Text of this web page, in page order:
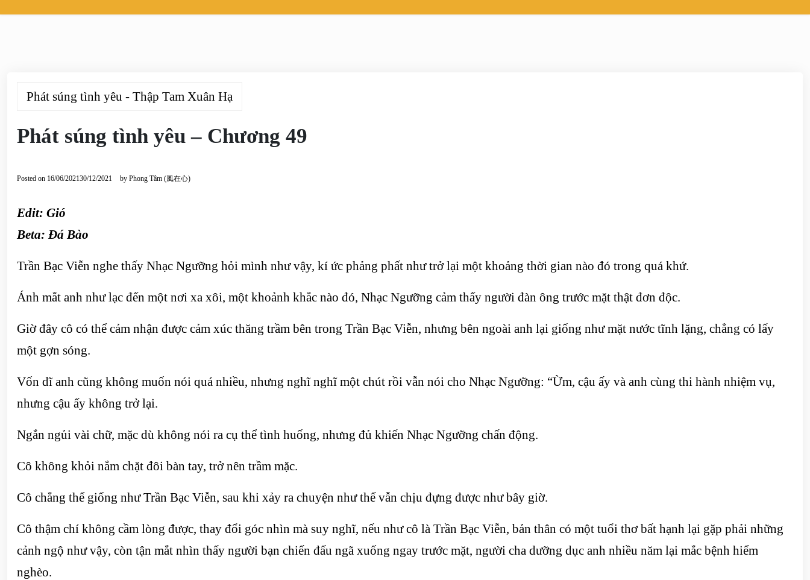
Phát súng tình yêu - Thập Tam Xuân Hạ
Phát súng tình yêu – Chương 49
Posted on 16/06/202130/12/2021 by Phong Tâm (風在心)
Edit: Gió
Beta: Đá Bào
Trần Bạc Viễn nghe thấy Nhạc Ngưỡng hỏi mình như vậy, kí ức phảng phất như trở lại một khoảng thời gian nào đó trong quá khứ.
Ánh mắt anh như lạc đến một nơi xa xôi, một khoảnh khắc nào đó, Nhạc Ngưỡng cảm thấy người đàn ông trước mặt thật đơn độc.
Giờ đây cô có thể cảm nhận được cảm xúc thăng trầm bên trong Trần Bạc Viễn, nhưng bên ngoài anh lại giống như mặt nước tĩnh lặng, chẳng có lấy
một gợn sóng.
Vốn dĩ anh cũng không muốn nói quá nhiều, nhưng nghĩ nghĩ một chút rồi vẫn nói cho Nhạc Ngưỡng: “Ừm, cậu ấy và anh cùng thi hành nhiệm vụ,
nhưng cậu ấy không trở lại.
Ngắn ngủi vài chữ, mặc dù không nói ra cụ thể tình huống, nhưng đủ khiến Nhạc Ngưỡng chấn động.
Cô không khỏi nắm chặt đôi bàn tay, trở nên trầm mặc.
Cô chẳng thể giống như Trần Bạc Viễn, sau khi xảy ra chuyện như thế vẫn chịu đựng được như bây giờ.
Cô thậm chí không cầm lòng được, thay đổi góc nhìn mà suy nghĩ, nếu như cô là Trần Bạc Viễn, bản thân có một tuổi thơ bất hạnh lại gặp phải những
cảnh ngộ như vậy, còn tận mắt nhìn thấy người bạn chiến đấu ngã xuống ngay trước mặt, người cha dưỡng dục anh nhiều năm lại mắc bệnh hiểm
nghèo.